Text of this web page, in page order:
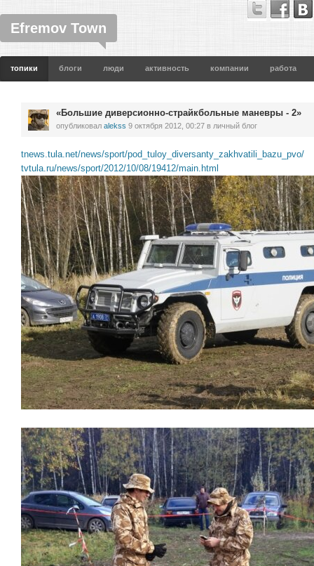
Efremov Town
топики блоги люди активность компании работа
«Большие диверсионно-страйкбольные маневры - 2»
опубликовал alekss 9 октября 2012, 00:27 в личный блог
tnews.tula.net/news/sport/pod_tuloy_diversanty_zakhvatili_bazu_pvo/
tvtula.ru/news/sport/2012/10/08/19412/main.html